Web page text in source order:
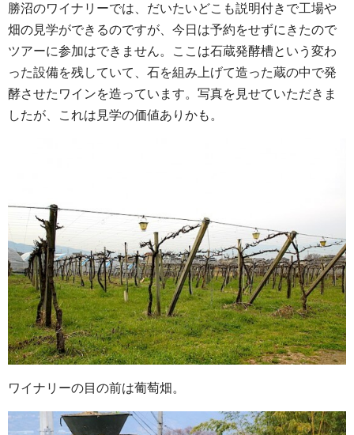
勝沼のワイナリーでは、だいたいどこも説明付きで工場や
畑の見学ができるのですが、今日は予約をせずにきたので
ツアーに参加はできません。ここは石蔵発酵槽という変わ
った設備を残していて、石を組み上げて造った蔵の中で発
酵させたワインを造っています。写真を見せていただきま
したが、これは見学の価値ありかも。
ワイナリーの目の前は葡萄畑。